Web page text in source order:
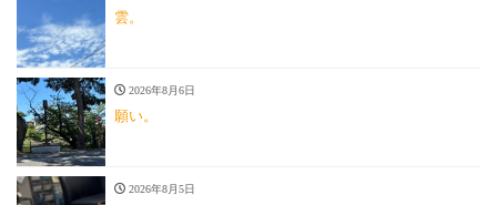
雲。
2026年8月6日
願い。
2026年8月5日